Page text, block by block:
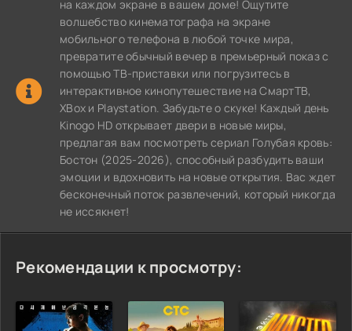
на каждом экране в вашем доме! Ощутите
волшебство кинематографа на экране
мобильного телефона в любой точке мира,
превратите обычный вечер в премьерный показ с
помощью ТВ-приставки или погрузитесь в
интерактивное кинопутешествие на СмартТВ,
XBox и Playstation. Забудьте о скуке! Каждый день
Kinogo HD открывает двери в новые миры,
предлагая вам посмотреть сериал Голубая кровь:
Бостон (2025-2026), способный разбудить ваши
эмоции и вдохновить на новые открытия. Вас ждет
бесконечный поток развлечений, который никогда
не иссякнет!
Рекомендации к просмотру: